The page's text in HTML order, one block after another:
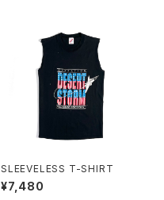
SLEEVELESS T-SHIRT
¥7,480